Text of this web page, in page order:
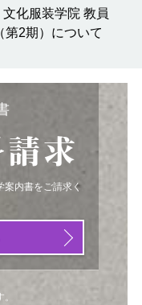
文化服装学院 教員
第2期）について
求
案内書をご請求く